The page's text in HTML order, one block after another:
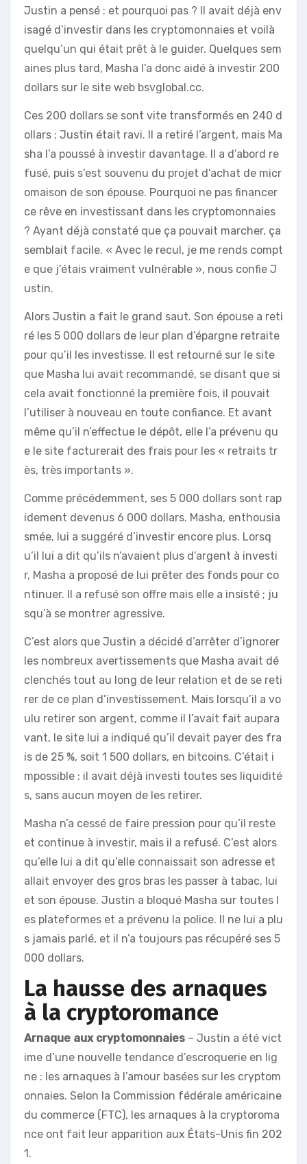
Justin a pensé : et pourquoi pas ? Il avait déjà env
isagé d’investir dans les cryptomonnaies et voilà
quelqu’un qui était prêt à le guider. Quelques sem
aines plus tard, Masha l’a donc aidé à investir 200
dollars sur le site web bsvglobal.cc.
Ces 200 dollars se sont vite transformés en 240 d
ollars ; Justin était ravi. Il a retiré l’argent, mais Ma
sha l’a poussé à investir davantage. Il a d’abord re
fusé, puis s’est souvenu du projet d’achat de micr
omaison de son épouse. Pourquoi ne pas financer
ce rêve en investissant dans les cryptomonnaies
? Ayant déjà constaté que ça pouvait marcher, ça
semblait facile. « Avec le recul, je me rends compt
e que j’étais vraiment vulnérable », nous confie J
ustin.
Alors Justin a fait le grand saut. Son épouse a reti
ré les 5 000 dollars de leur plan d’épargne retraite
pour qu’il les investisse. Il est retourné sur le site
que Masha lui avait recommandé, se disant que si
cela avait fonctionné la première fois, il pouvait
l’utiliser à nouveau en toute confiance. Et avant
même qu’il n’effectue le dépôt, elle l’a prévenu qu
e le site facturerait des frais pour les « retraits tr
ès, très importants ».
Comme précédemment, ses 5 000 dollars sont rap
idement devenus 6 000 dollars. Masha, enthousia
smée, lui a suggéré d’investir encore plus. Lorsq
u’il lui a dit qu’ils n’avaient plus d’argent à investi
r, Masha a proposé de lui prêter des fonds pour co
ntinuer. Il a refusé son offre mais elle a insisté ; ju
squ’à se montrer agressive.
C’est alors que Justin a décidé d’arrêter d’ignorer
les nombreux avertissements que Masha avait dé
clenchés tout au long de leur relation et de se reti
rer de ce plan d’investissement. Mais lorsqu’il a vo
ulu retirer son argent, comme il l’avait fait aupara
vant, le site lui a indiqué qu’il devait payer des fra
is de 25 %, soit 1 500 dollars, en bitcoins. C’était i
mpossible : il avait déjà investi toutes ses liquidité
s, sans aucun moyen de les retirer.
Masha n’a cessé de faire pression pour qu’il reste
et continue à investir, mais il a refusé. C’est alors
qu’elle lui a dit qu’elle connaissait son adresse et
allait envoyer des gros bras les passer à tabac, lui
et son épouse. Justin a bloqué Masha sur toutes l
es plateformes et a prévenu la police. Il ne lui a plu
s jamais parlé, et il n’a toujours pas récupéré ses 5
000 dollars.
La hausse des arnaques
à la cryptoromance
Arnaque aux cryptomonnaies – Justin a été vict
ime d’une nouvelle tendance d’escroquerie en lig
ne : les arnaques à l’amour basées sur les cryptom
onnaies. Selon la Commission fédérale américaine
du commerce (FTC), les arnaques à la cryptoroma
nce ont fait leur apparition aux États-Unis fin 202
1.